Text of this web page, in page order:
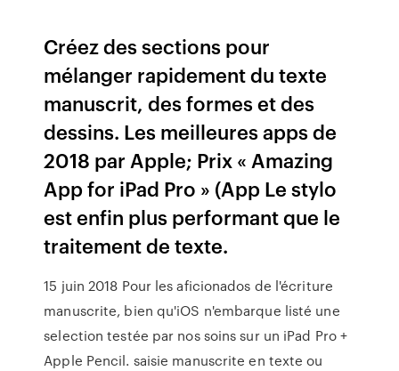
Créez des sections pour
mélanger rapidement du texte
manuscrit, des formes et des
dessins. Les meilleures apps de
2018 par Apple; Prix « Amazing
App for iPad Pro » (App Le stylo
est enfin plus performant que le
traitement de texte.
15 juin 2018 Pour les aficionados de l'écriture
manuscrite, bien qu'iOS n'embarque listé une
selection testée par nos soins sur un iPad Pro +
Apple Pencil. saisie manuscrite en texte ou